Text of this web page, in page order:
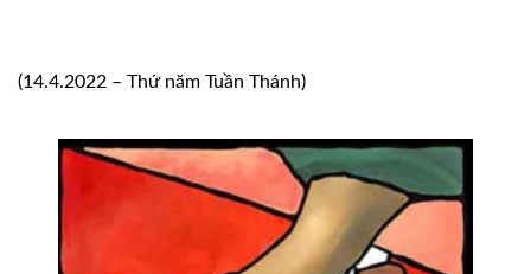
(14.4.2022 – Thứ năm Tuần Thánh)